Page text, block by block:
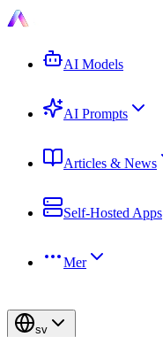
AI Models
AI Prompts
Articles & News
Self-Hosted Apps
Mer
sv